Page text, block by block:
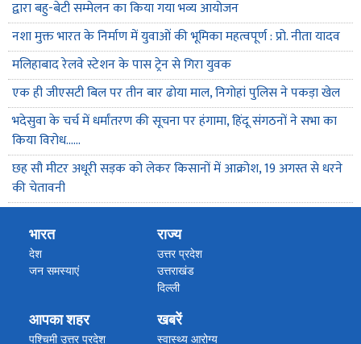
द्वारा बहु-बेटी सम्मेलन का किया गया भव्य आयोजन
नशा मुक्त भारत के निर्माण में युवाओं की भूमिका महत्वपूर्ण : प्रो. नीता यादव
मलिहाबाद रेलवे स्टेशन के पास ट्रेन से गिरा युवक
एक ही जीएसटी बिल पर तीन बार ढोया माल, निगोहां पुलिस ने पकड़ा खेल
भदेसुवा के चर्च में धर्मांतरण की सूचना पर हंगामा, हिंदू संगठनों ने सभा का
किया विरोध......
छह सौ मीटर अधूरी सड़क को लेकर किसानों में आक्रोश, 19 अगस्त से धरने
की चेतावनी
भारत
देश
जन समस्याएं
राज्य
उत्तर प्रदेश
उत्तराखंड
दिल्ली
मध्य प्रदेश
महाराष्ट्र गोवा
आपका शहर
पश्चिमी उत्तर प्रदेश
खबरें
स्वास्थ्य आरोग्य